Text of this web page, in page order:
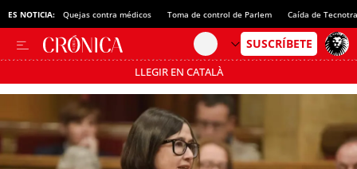
ES NOTICIA: Quejas contra médicos Toma de control de Parlem Caída de
LLEGIR EN CATALÀ
Pásate al MODO AHORRO